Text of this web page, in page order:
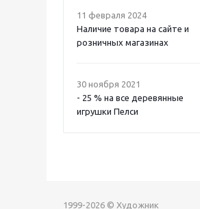
11 февраля 2024
Наличие товара на сайте и
розничных магазинах
30 ноября 2021
- 25 % на все деревянные
игрушки Пелси
1999-2026 © Художник